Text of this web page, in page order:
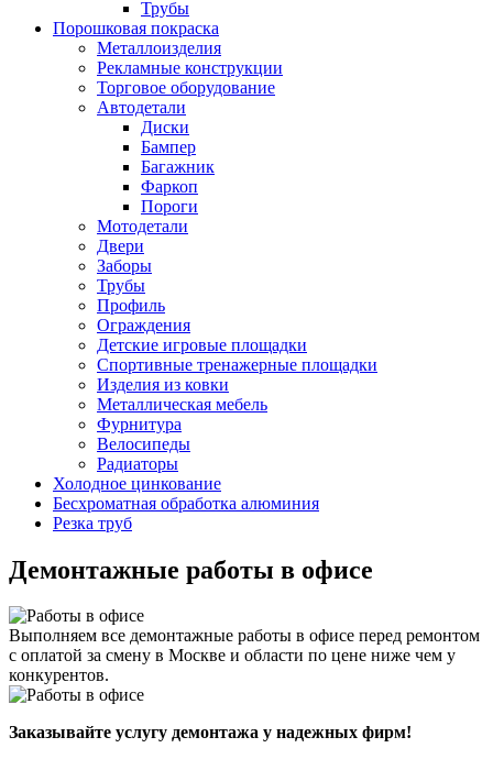
Трубы
Порошковая покраска
Металлоизделия
Рекламные конструкции
Торговое оборудование
Автодетали
Диски
Бампер
Багажник
Фаркоп
Пороги
Мотодетали
Двери
Заборы
Трубы
Профиль
Ограждения
Детские игровые площадки
Спортивные тренажерные площадки
Изделия из ковки
Металлическая мебель
Фурнитура
Велосипеды
Радиаторы
Холодное цинкование
Бесхроматная обработка алюминия
Резка труб
Демонтажные работы в офисе
Выполняем все демонтажные работы в офисе перед ремонтом
с оплатой за смену в Москве и области по цене ниже чем у
конкурентов.
Заказывайте услугу демонтажа у надежных фирм!